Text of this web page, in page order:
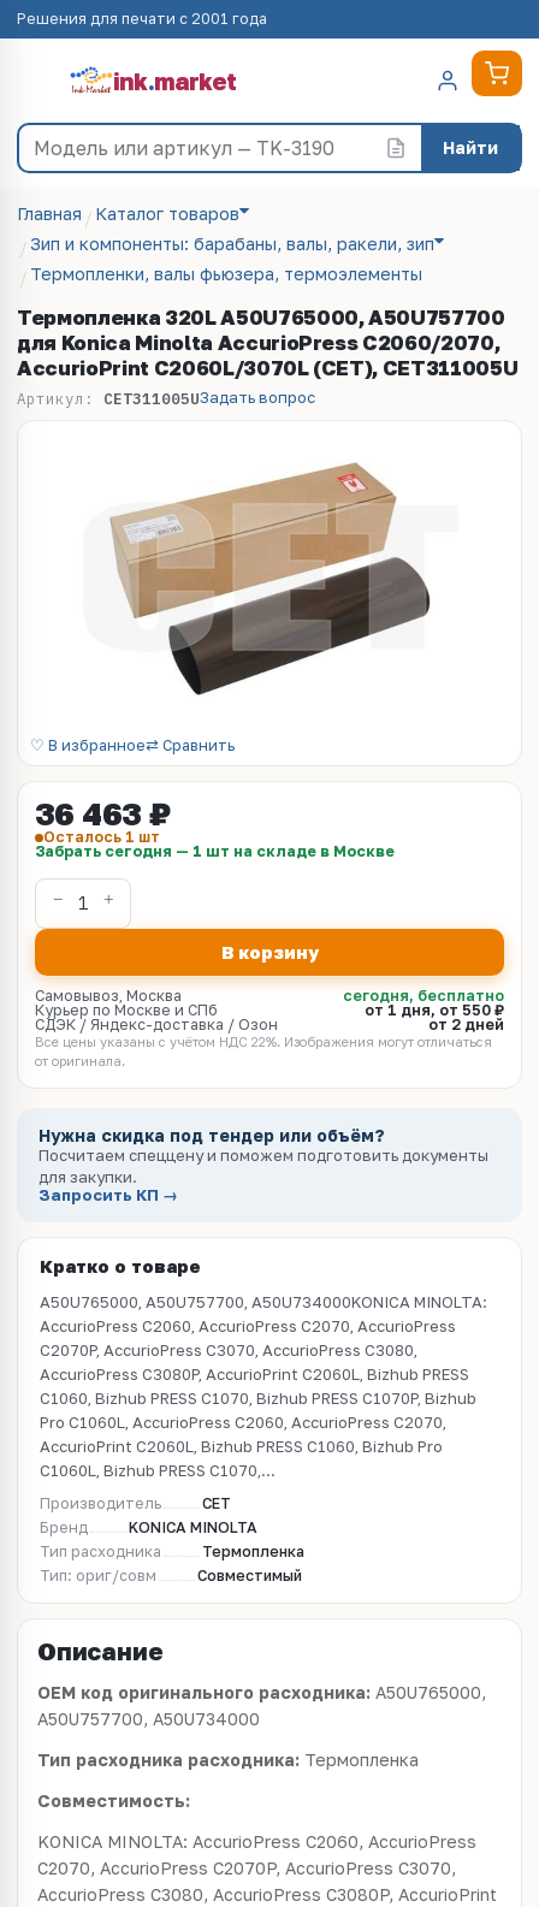
Решения для печати с 2001 года
ink.market
Найти
Главная
Каталог товаров
Зип и компоненты: барабаны, валы, ракели, зип
Термопленки, валы фьюзера, термоэлементы
Термопленка 320L A50U765000, A50U757700
для Konica Minolta AccurioPress C2060/2070,
AccurioPrint C2060L/3070L (CET), CET311005U
Артикул: CET311005UЗадать вопрос
♡ В избранное⇄ Сравнить
36 463 ₽
Осталось 1 шт
Забрать сегодня — 1 шт на складе в Москве
В корзину
Самовывоз, Москва
сегодня, бесплатно
Курьер по Москве и СПб
от 1 дня, от 550 ₽
СДЭК / Яндекс-доставка / Озон
от 2 дней
Все цены указаны с учётом НДС 22%. Изображения могут отличаться
от оригинала.
Нужна скидка под тендер или объём?
Посчитаем спеццену и поможем подготовить документы
для закупки.
Запросить КП →
Кратко о товаре
A50U765000, A50U757700, A50U734000KONICA MINOLTA:
AccurioPress C2060, AccurioPress C2070, AccurioPress
C2070P, AccurioPress C3070, AccurioPress C3080,
AccurioPress C3080P, AccurioPrint C2060L, Bizhub PRESS
C1060, Bizhub PRESS C1070, Bizhub PRESS C1070P, Bizhub
Pro C1060L, AccurioPress C2060, AccurioPress C2070,
AccurioPrint C2060L, Bizhub PRESS C1060, Bizhub Pro
C1060L, Bizhub PRESS C1070,...
Производитель
CET
Бренд
KONICA MINOLTA
Тип расходника
Термопленка
Тип: ориг/совм
Совместимый
Описание
OEM код оригинального расходника: A50U765000,
A50U757700, A50U734000
Тип расходника расходника: Термопленка
Совместимость:
KONICA MINOLTA: AccurioPress C2060, AccurioPress
C2070, AccurioPress C2070P, AccurioPress C3070,
AccurioPress C3080, AccurioPress C3080P, AccurioPrint